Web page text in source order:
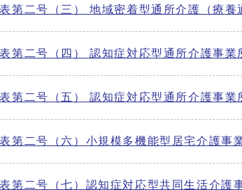
第二号（三） 地域密着型通所介護（療
第二号（四） 認知症対応型通所介護事
第二号（五） 認知症対応型通所介護事
第二号（六）小規模多機能型居宅介護
第二号（七）認知症対応型共同生活介